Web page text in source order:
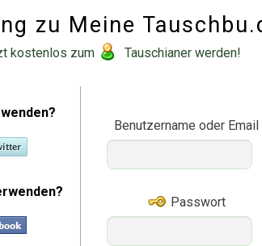
zu Meine
kostenlos zum Tauschianer werden!
Benutzername oder Email
Passwort